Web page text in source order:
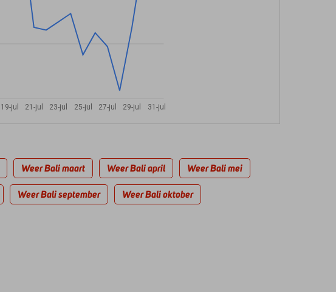
19-jul 21-jul 23-jul 25-jul 27-jul 29-jul 31-jul
Weer Bali maart Weer Bali april Weer Bali mei
Weer Bali september Weer Bali oktober